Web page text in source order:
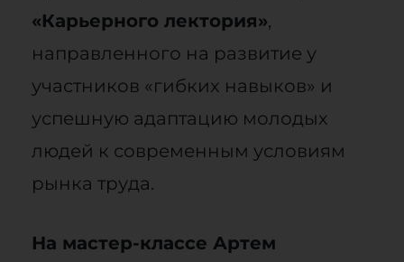
«Карьерного лектория»,
направленного на развитие у
участников «гибких навыков» и
успешную адаптацию молодых
людей к современным условиям
рынка труда.
На мастер-классе Артем